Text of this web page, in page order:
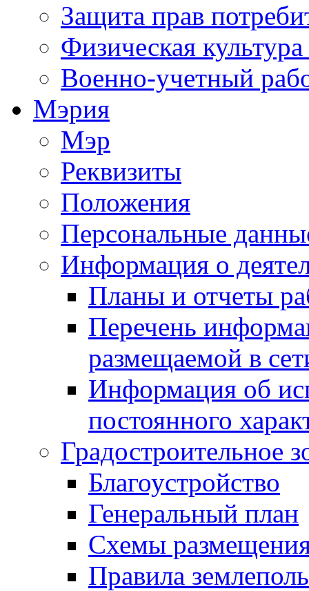
Защита прав
Физическая
Военно-учетный
Мэрия
Мэр
Реквизиты
Положения
Персональные
Информация о
Планы и отчеты
Перечень
размещаемой в
Информация об
постоянного
Градостроительное
Благоустройство
Генеральный план
Схемы
Правила